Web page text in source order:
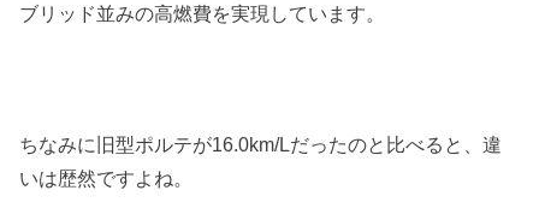
ブリッド並みの高燃費を実現しています。
ちなみに旧型ポルテが16.0km/Lだったのと比べると、違
いは歴然ですよね。